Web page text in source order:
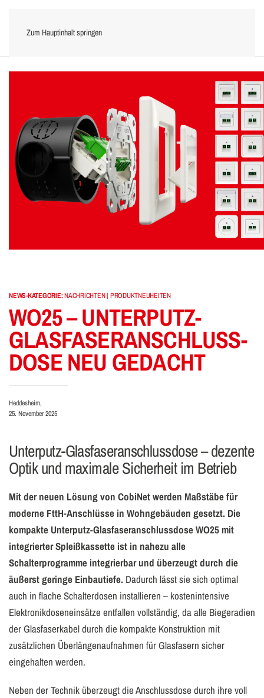
Zum Hauptinhalt springen
NEWS-KATEGORIE:NACHRICHTEN | PRODUKTNEUHEITEN
WO25 – UNTERPUTZ-
GLASFASER­ANSCHLUSS­
DOSE NEU GEDACHT
Heddesheim,
25. November 2025
Unterputz-Glasfaseranschlussdose – dezente
Optik und maximale Sicherheit im Betrieb
Mit der neuen Lösung von CobiNet werden Maßstäbe für
moderne FttH-Anschlüsse in Wohngebäuden gesetzt. Die
kompakte Unterputz-Glasfaseranschlussdose WO25 mit
integrierter Spleißkassette ist in nahezu alle
Schalterprogramme integrierbar und überzeugt durch die
äußerst geringe Einbautiefe. Dadurch lässt sie sich optimal
auch in flache Schalterdosen installieren – kostenintensive
Elektronikdoseneinsätze entfallen vollständig, da alle Biegeradien
der Glasfaserkabel durch die kompakte Konstruktion mit
zusätzlichen Überlängenaufnahmen für Glasfasern sicher
eingehalten werden.
Neben der Technik überzeugt die Anschlussdose durch ihre voll